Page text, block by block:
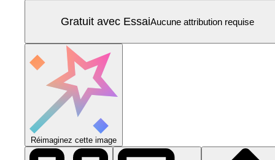
Gratuit avec EssaiAucune attribution requise
Réimaginez cette image